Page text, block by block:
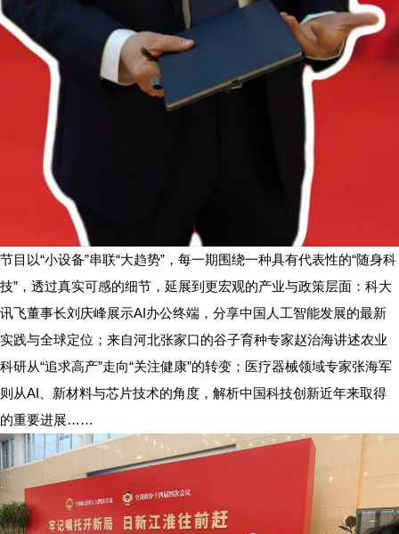
节目以“小设备”串联“大趋势”，每一期围绕一种具有代表性的“随身科
技”，透过真实可感的细节，延展到更宏观的产业与政策层面：科大
讯飞董事长刘庆峰展示AI办公终端，分享中国人工智能发展的最新
实践与全球定位；来自河北张家口的谷子育种专家赵治海讲述农业
科研从“追求高产”走向“关注健康”的转变；医疗器械领域专家张海军
则从AI、新材料与芯片技术的角度，解析中国科技创新近年来取得
的重要进展……